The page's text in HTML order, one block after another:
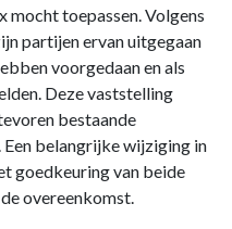
toepassen. Volgens
partijen ervan uitgegaan
voorgedaan en als
Deze vaststelling
bestaande
belangrijke wijziging in
goedkeuring van beide
overeenkomst.